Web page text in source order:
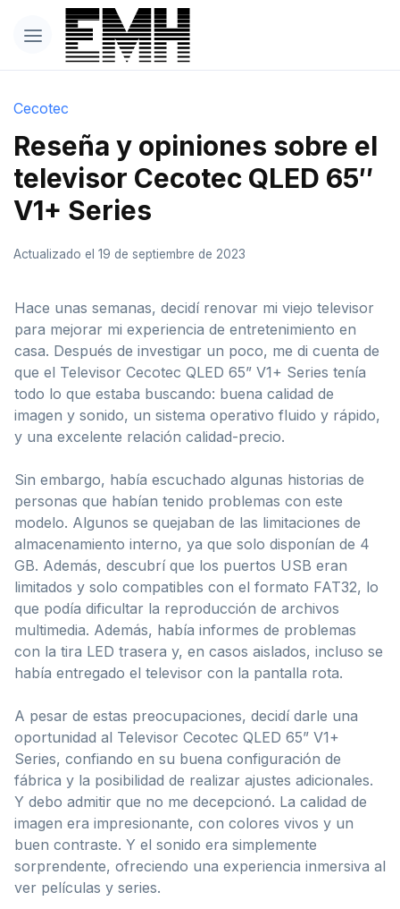
Cecotec
Reseña y opiniones sobre el
televisor Cecotec QLED 65″
V1+ Series
Actualizado el 19 de septiembre de 2023
Hace unas semanas, decidí renovar mi viejo televisor
para mejorar mi experiencia de entretenimiento en
casa. Después de investigar un poco, me di cuenta de
que el Televisor Cecotec QLED 65” V1+ Series tenía
todo lo que estaba buscando: buena calidad de
imagen y sonido, un sistema operativo fluido y rápido,
y una excelente relación calidad-precio.
Sin embargo, había escuchado algunas historias de
personas que habían tenido problemas con este
modelo. Algunos se quejaban de las limitaciones de
almacenamiento interno, ya que solo disponían de 4
GB. Además, descubrí que los puertos USB eran
limitados y solo compatibles con el formato FAT32, lo
que podía dificultar la reproducción de archivos
multimedia. Además, había informes de problemas
con la tira LED trasera y, en casos aislados, incluso se
había entregado el televisor con la pantalla rota.
A pesar de estas preocupaciones, decidí darle una
oportunidad al Televisor Cecotec QLED 65” V1+
Series, confiando en su buena configuración de
fábrica y la posibilidad de realizar ajustes adicionales.
Y debo admitir que no me decepcionó. La calidad de
imagen era impresionante, con colores vivos y un
buen contraste. Y el sonido era simplemente
sorprendente, ofreciendo una experiencia inmersiva al
ver películas y series.